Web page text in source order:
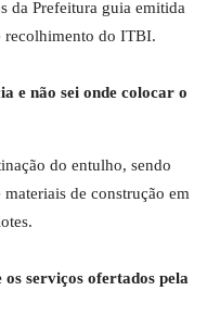
da Prefeitura guia emitida
recolhimento do ITBI.
e não sei onde colocar o
do entulho, sendo
de construção em
serviços ofertados pela